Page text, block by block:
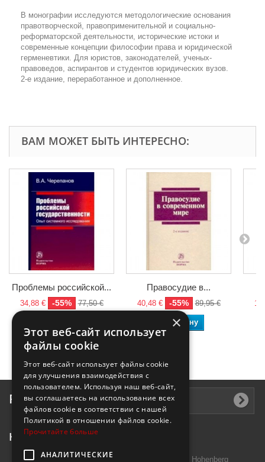
В монографии исследуются методологические основания
правотворческой, правоприменительной и социально-
реформаторской деятельности, исторические истоки и
современные концепции философии права и юридической
герменевтики. Для юристов, законодателей, ученых-
правоведов, аспирантов и студентов юридических вузов.
2-е издание, переработанное и дополненное.
ВАМ МОЖЕТ БЫТЬ ИНТЕРЕСНО:
Проблемы российской...
34,88 € -55% 77,50 €
Правосудие в...
40,48 € -55% 89,95 €
В корзину
Рассылка
Контактная информация
Introtek GmbH, Hutschenreuther Str. 13 95691 Hohenberg
×
Этот веб-сайт использует
файлы cookie
Этот веб-сайт использует файлы cookie
для улучшения взаимодействия с
пользователем. Используя наш веб-сайт,
вы соглашаетесь на использование всех
файлов cookie в соответствии с нашей
Политикой в ​​отношении файлов cookie.
Прочитайте больше
АНАЛИТИЧЕСКИЕ